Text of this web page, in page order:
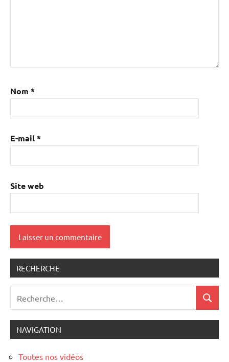
Nom *
E-mail*
Site web
RECHERCHE
pour
:
NAVIGATION
Toutes nos vidéos